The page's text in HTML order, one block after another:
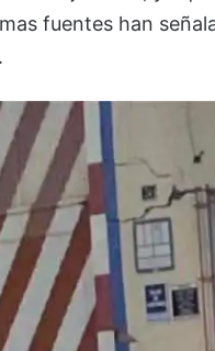
fuentes han